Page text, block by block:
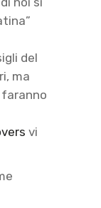
del
ma
vi